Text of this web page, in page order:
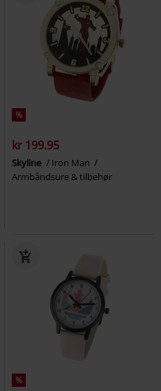
%
kr 199.95
Skyline
Iron Man
Armbåndsure & tilbehør
%